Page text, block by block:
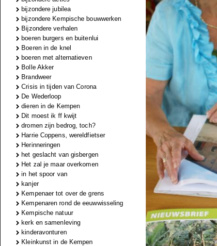
bijzondere jubilea
bijzondere Kempische bouwwerken
Bijzondere verhalen
boeren burgers en buitenlui
Boeren in de knel
boeren met alternatieven
Bolle Akker
Brandweer
Crisis in tijden van Corona
De Wederloop
dieren in de Kempen
Dit moest ik ff kwijt
dromen zijn bedrog, toch?
Harrie Coppens, wereldfietser
Herinneringen
het geslacht van gisbergen
Het zal je maar overkomen
in het spoor van
kanjer
Kempenaer tot over de grens
Kempenaren rond de eeuwwisseling
Kempische natuur
kerk en samenleving
kinderavonturen
Kleinkunst in de Kempen